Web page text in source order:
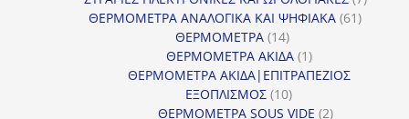
ΘΕΡΜΟΜΕΤΡΑ ΑΝΑΛΟΓΙΚΑ ΚΑΙ ΨΗΦΙΑΚΑ 6161
ΘΕΡΜΟΜΕΤΡΑ 1414
προϊόντα
ΘΕΡΜΟΜΕΤΡΑ ΑΚΙΔΑ 11
προϊόν
ΘΕΡΜΟΜΕΤΡΑ ΑΚΙΔΑ|ΕΠΙΤΡΑΠΕΖΙΟΣ
ΕΞΟΠΛΙΣΜΟΣ 1010
προϊόντα
ΘΕΡΜΟΜΕΤΡΑ SOUS VIDE 22